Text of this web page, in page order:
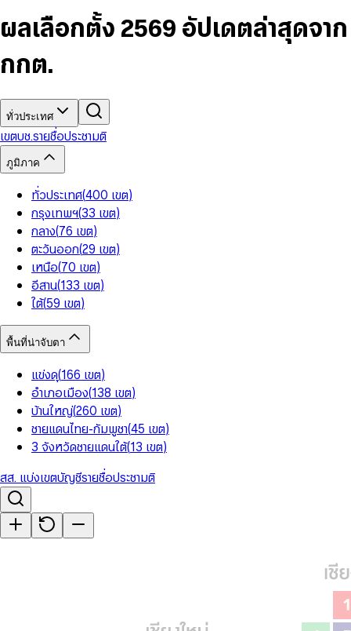
7
8
5
6
8
9
6
7
9
5
6
8
9
9
ผลเลือกตั้ง 2569 อัปเดตล่าสุดจาก
กกต.
ทั่วประเทศ
เขตบช.รายชื่อประชามติ
ภูมิภาค
ทั่วประเทศ(400 เขต)
กรุงเทพฯ(33 เขต)
กลาง(76 เขต)
ตะวันออก(29 เขต)
เหนือ(70 เขต)
อีสาน(133 เขต)
ใต้(59 เขต)
พื้นที่น่าจับตา
แข่งดุ(166 เขต)
อำเภอเมือง(138 เขต)
บ้านใหญ่(260 เขต)
ชายแดนไทย-กัมพูชา(45 เขต)
3 จังหวัดชายแดนใต้(13 เขต)
สส. แบ่งเขตบัญชีรายชื่อประชามติ